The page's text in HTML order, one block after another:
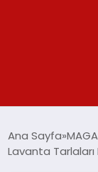
Ana Sayfa
Lavanta Tarlaları